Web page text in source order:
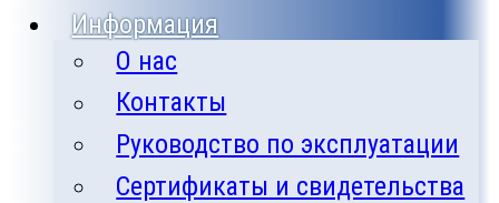
Информация
О нас
Контакты
Руководство по эксплуатации
Сертификаты и свидетельства